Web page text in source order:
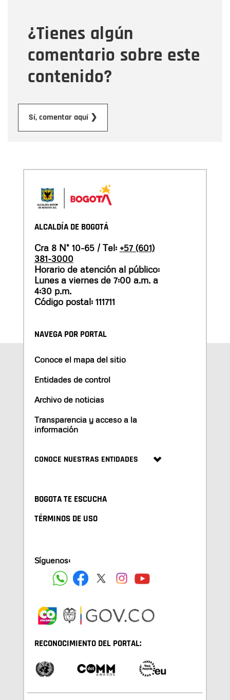
¿Tienes algún
comentario sobre este
contenido?
Sí, comentar aquí ❯
Mensaje
ALCALDÍA DE BOGOTÁ
Cra 8 N° 10-65 / Tel: +57 (601)
381-3000
Horario de atención al público:
Lunes a viernes de 7:00 a.m. a
4:30 p.m.
Código postal: 111711
NAVEGA POR PORTAL
Conoce el mapa del sitio
Entidades de control
Archivo de noticias
Transparencia y acceso a la
información
CONOCE NUESTRAS ENTIDADES
BOGOTA TE ESCUCHA
TÉRMINOS DE USO
Síguenos:
RECONOCIMIENTO DEL PORTAL: